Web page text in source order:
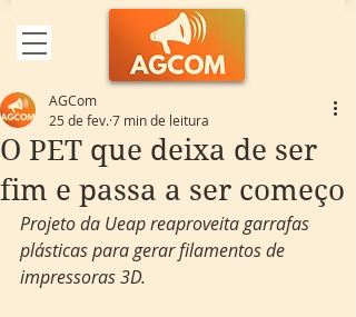
O PET que deixa de ser
fim e passa a ser começo
AGCom
25 de fev.7 min de leitura
Projeto da Ueap reaproveita garrafas
plásticas para gerar filamentos de
impressoras 3D.